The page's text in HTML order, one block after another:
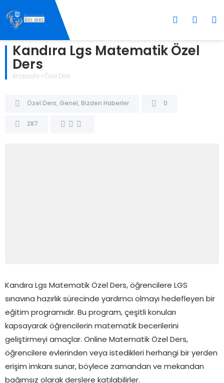
Kandıra Lgs Matematik Özel
Ders
Anasayfa » Özel Ders
Özel Ders, Genel , Bizden Haberler 0
287
Kandıra Lgs Matematik Özel Ders, öğrencilere LGS
sınavına hazırlık sürecinde yardımcı olmayı hedefleyen bir
eğitim programıdır. Bu program, çeşitli konuları
kapsayarak öğrencilerin matematik becerilerini
geliştirmeyi amaçlar. Online Matematik Özel Ders,
öğrencilere evlerinden veya istedikleri herhangi bir yerden
erişim imkanı sunar, böylece zamandan ve mekandan
bağımsız olarak derslere katılabilirler.